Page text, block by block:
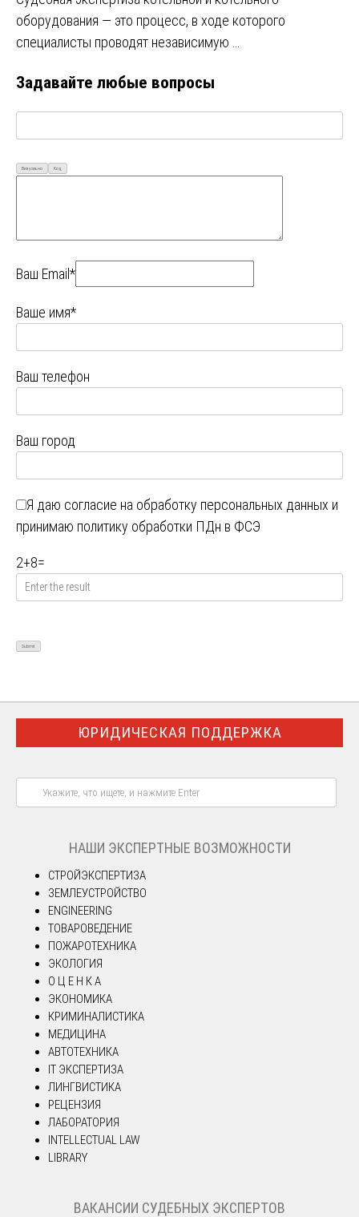
оборудования — это процесс, в ходе которого
специалисты проводят независимую …
Задавайте любые вопросы
Визуально Код
Ваш Email*
Ваше имя*
Ваш телефон
Ваш город
Я даю согласие на обработку персональных данных и
принимаю политику обработки ПДн в ФСЭ
2+8=
ЮРИДИЧЕСКАЯ ПОДДЕРЖКА
НАШИ ЭКСПЕРТНЫЕ ВОЗМОЖНОСТИ
СТРОЙЭКСПЕРТИЗА
ЗЕМЛЕУСТРОЙСТВО
ENGINEERING
ТОВАРОВЕДЕНИЕ
ПОЖАРОТЕХНИКА
ЭКОЛОГИЯ
О Ц Е Н К А
ЭКОНОМИКА
КРИМИНАЛИСТИКА
МЕДИЦИНА
АВТОТЕХНИКА
IT ЭКСПЕРТИЗА
ЛИНГВИСТИКА
РЕЦЕНЗИЯ
ЛАБОРАТОРИЯ
INTELLECTUAL LAW
LIBRARY
ВАКАНСИИ СУДЕБНЫХ ЭКСПЕРТОВ